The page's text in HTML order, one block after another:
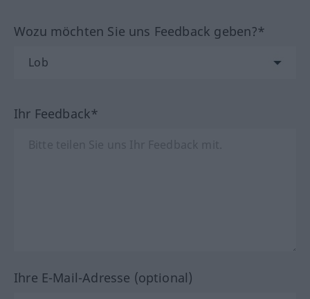
Wozu möchten Sie uns Feedback geben?*
Ihr Feedback*
Ihre E-Mail-Adresse (optional)